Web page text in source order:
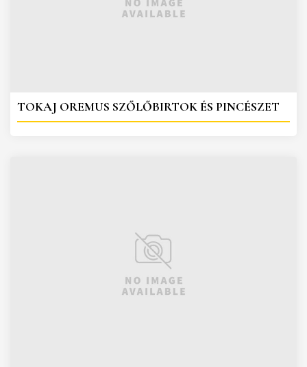
TOKAJ OREMUS SZŐLŐBIRTOK ÉS PINCÉSZET